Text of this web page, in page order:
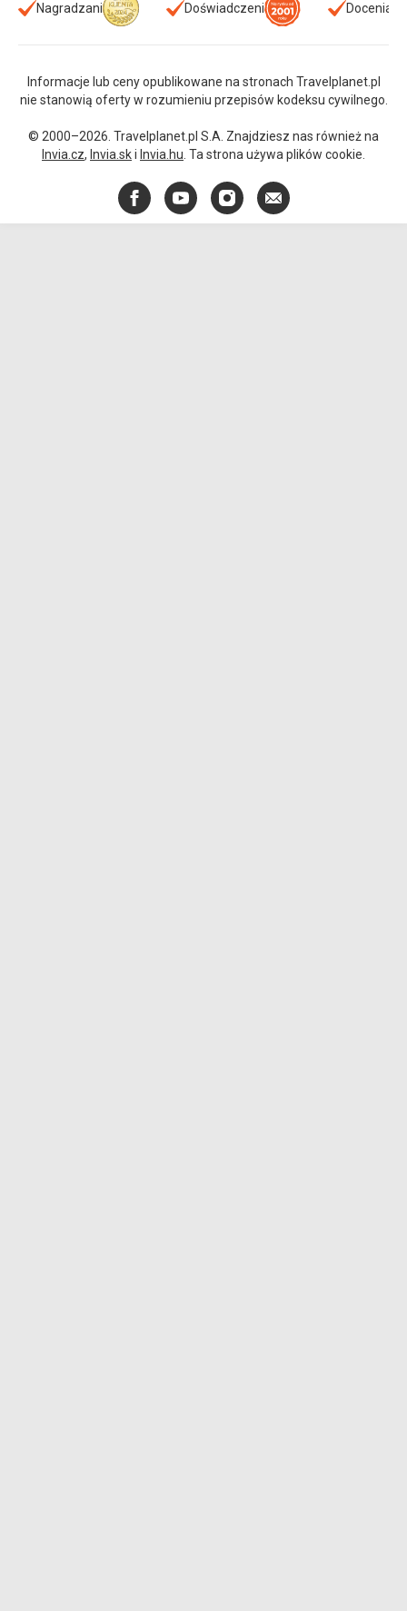
Nagradzani
Doświadczeni Doceniani
Informacje lub ceny opublikowane na stronach Travelplanet.pl
nie stanowią oferty w rozumieniu przepisów kodeksu cywilnego.
© 2000–2026. Travelplanet.pl S.A. Znajdziesz nas również na
Invia.cz, Invia.ski Invia.hu . Ta strona używa plików cookie.
FacebookYouTubeInstagram
E-
mail